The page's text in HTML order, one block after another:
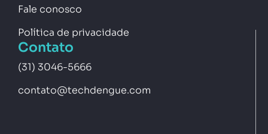
Fale conosco
Política de privacidade
Contato
(31) 3046-5666
contato@techdengue.com